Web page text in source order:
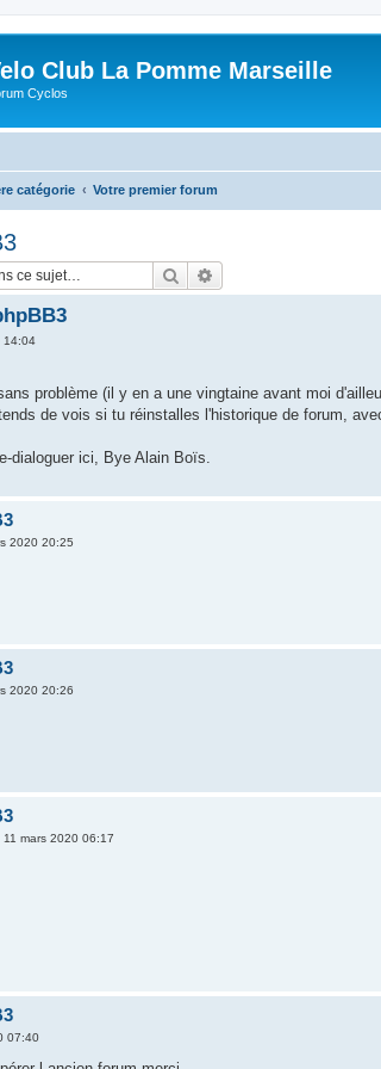
Club La Pomme Marseille
Cyclos
catégorie Votre premier forum
Rechercher
14:04
problème (il y en a une vingtaine avant moi
de vois si tu réinstalles l'historique de forum,
dialoguer ici, Bye Alain Boïs.
2020 20:25
2020 20:26
11 mars 2020 06:17
07:40